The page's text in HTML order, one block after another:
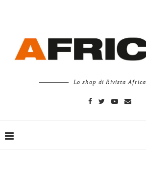
Lo shop di Rivista Africa